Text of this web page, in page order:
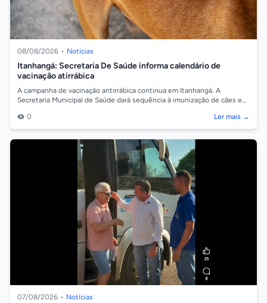
08/08/2026 • Notícias
Itanhangá: Secretaria De Saúde informa calendário de
vacinação atirrábica
A campanha de vacinação antirrábica continua em Itanhangá. A
Secretaria Municipal de Saúde dará sequência à imunização de cães e
0
Ler mais →
07/08/2026 • Notícias